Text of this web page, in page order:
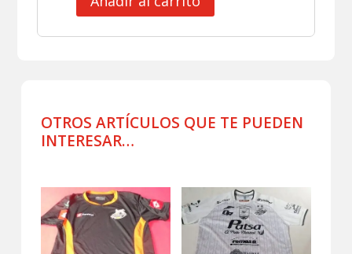
WORN
ALTERNATIVO
OTROS ARTÍCULOS QUE TE PUEDEN
INTERESAR…